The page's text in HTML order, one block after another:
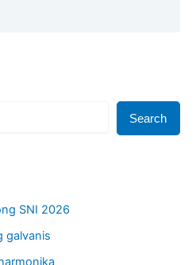
Search
SNI 2026
galvanis